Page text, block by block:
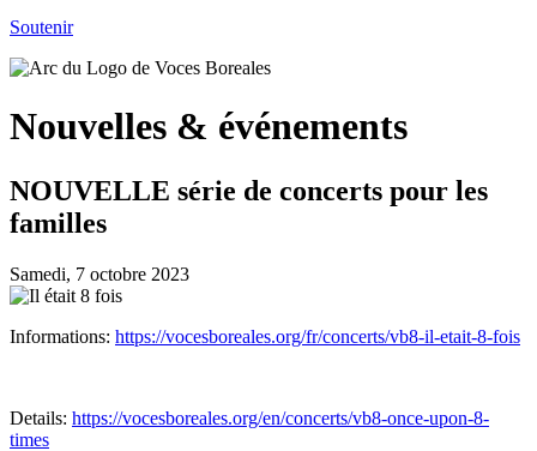
Soutenir
Nouvelles & événements
NOUVELLE série de concerts pour les
familles
Samedi, 7 octobre 2023
Informations: https://vocesboreales.org/fr/concerts/vb8-il-etait-8-fois
Details: https://vocesboreales.org/en/concerts/vb8-once-upon-8-
times